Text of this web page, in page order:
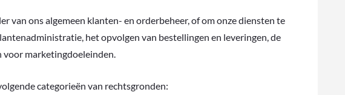
van ons algemeen klanten- en orderbeheer, of om onze diensten te
het opvolgen van bestellingen en leveringen, de
voor marketingdoeleinden.
categorieën van rechtsgronden: